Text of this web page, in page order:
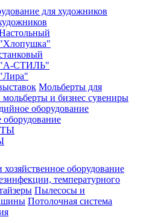
для художников
"А-СТИЛЬ"
Мольберты для
и бизнес сувениры
оборудование
оборудование
температурного
Пылесосы и
Потолочная система